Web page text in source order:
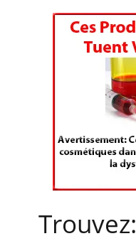
Trouvez: